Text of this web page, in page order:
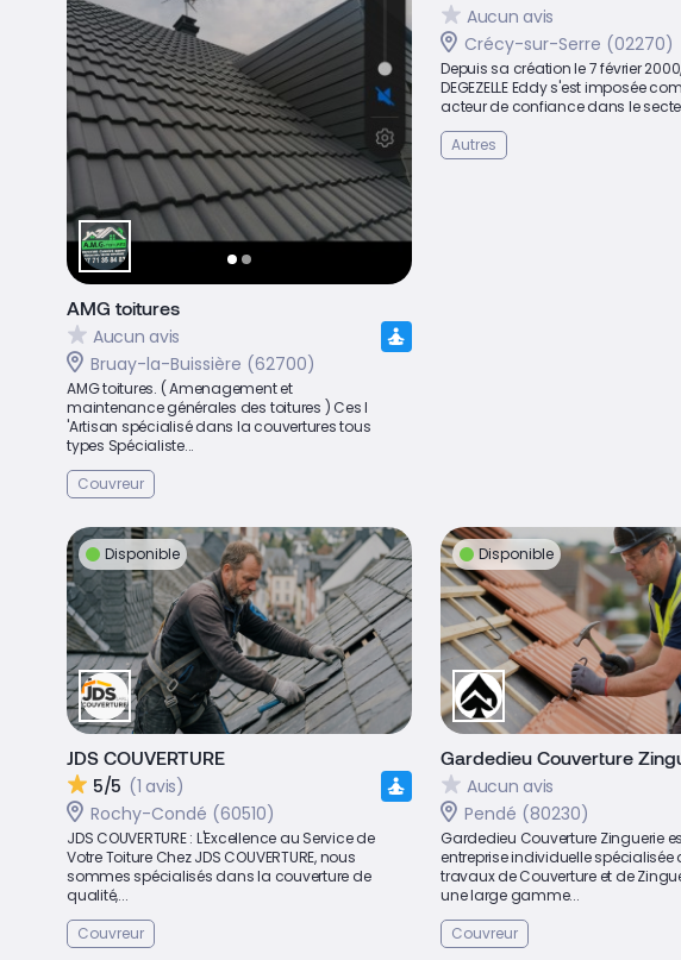
AMG toitures
Aucun avis
Bruay-la-Buissière (62700)
AMG toitures. ( Amenagement et
maintenance générales des toitures ) Ces l
'Artisan spécialisé dans la couvertures tous
types Spécialiste...
Couvreur
Aucun avis
Crécy-sur-Serre (02270)
Depuis sa création le 7 février
DEGEZELLE Eddy s'est imposée
acteur de confiance dans le
Autres
Disponible
JDS COUVERTURE
5/5 (1 avis)
Rochy-Condé (60510)
JDS COUVERTURE : L'Excellence au Service de
Votre Toiture Chez JDS COUVERTURE, nous
sommes spécialisés dans la couverture de
qualité,...
Couvreur
Disponible
Gardedieu Couverture
Aucun avis
Pendé (80230)
Gardedieu Couverture Zinguerie
entreprise individuelle spécialisée
travaux de Couverture et de
une large gamme...
Couvreur